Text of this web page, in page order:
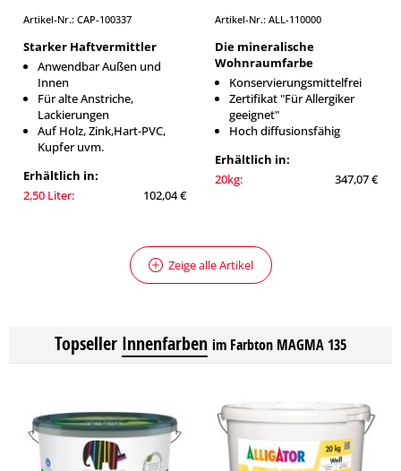
Artikel-Nr.: CAP-100337
Starker Haftvermittler
Anwendbar Außen und
Innen
Für alte Anstriche,
Lackierungen
Auf Holz, Zink,Hart-PVC,
Kupfer uvm.
Erhältlich in:
2,50 Liter:
102,04 €
Artikel-Nr.: ALL-110000
Die mineralische
Wohnraumfarbe
Konservierungsmittelfrei
Zertifikat "Für Allergiker
geeignet"
Hoch diffusionsfähig
Erhältlich in:
20kg:
347,07 €
Zeige alle Artikel
Topseller Innenfarben im Farbton MAGMA 135